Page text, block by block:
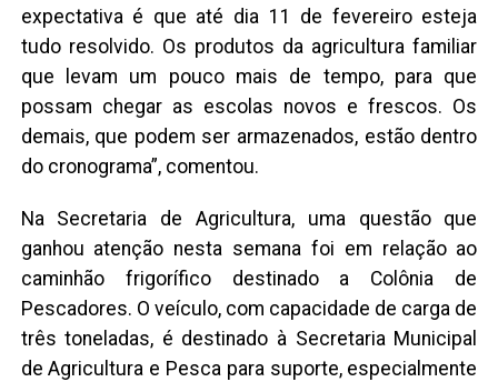
expectativa é que até dia 11 de fevereiro esteja
tudo resolvido. Os produtos da agricultura familiar
que levam um pouco mais de tempo, para que
possam chegar as escolas novos e frescos. Os
demais, que podem ser armazenados, estão dentro
do cronograma”, comentou.
Na Secretaria de Agricultura, uma questão que
ganhou atenção nesta semana foi em relação ao
caminhão frigorífico destinado a Colônia de
Pescadores. O veículo, com capacidade de carga de
três toneladas, é destinado à Secretaria Municipal
de Agricultura e Pesca para suporte, especialmente